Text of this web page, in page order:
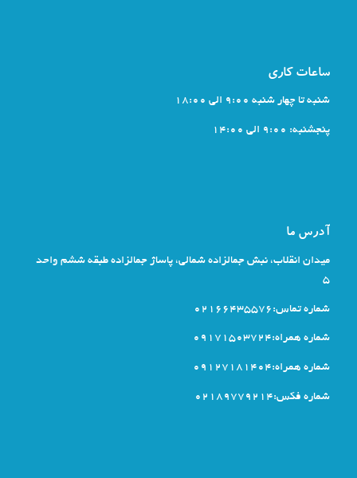
ساعات کاری
شنبه تا چهار شنبه 9:00 الی 18:00
پنجشنبه: 9:00 الی 14:00
آدرس ما
میدان انقلاب، نبش جمالزاده شمالی، پاساژ جمالزاده طبقه ششم واحد
5
شماره تماس:02166435576
شماره همراه:09171503724
شماره همراه:09127181404
شماره فکس:02189779214